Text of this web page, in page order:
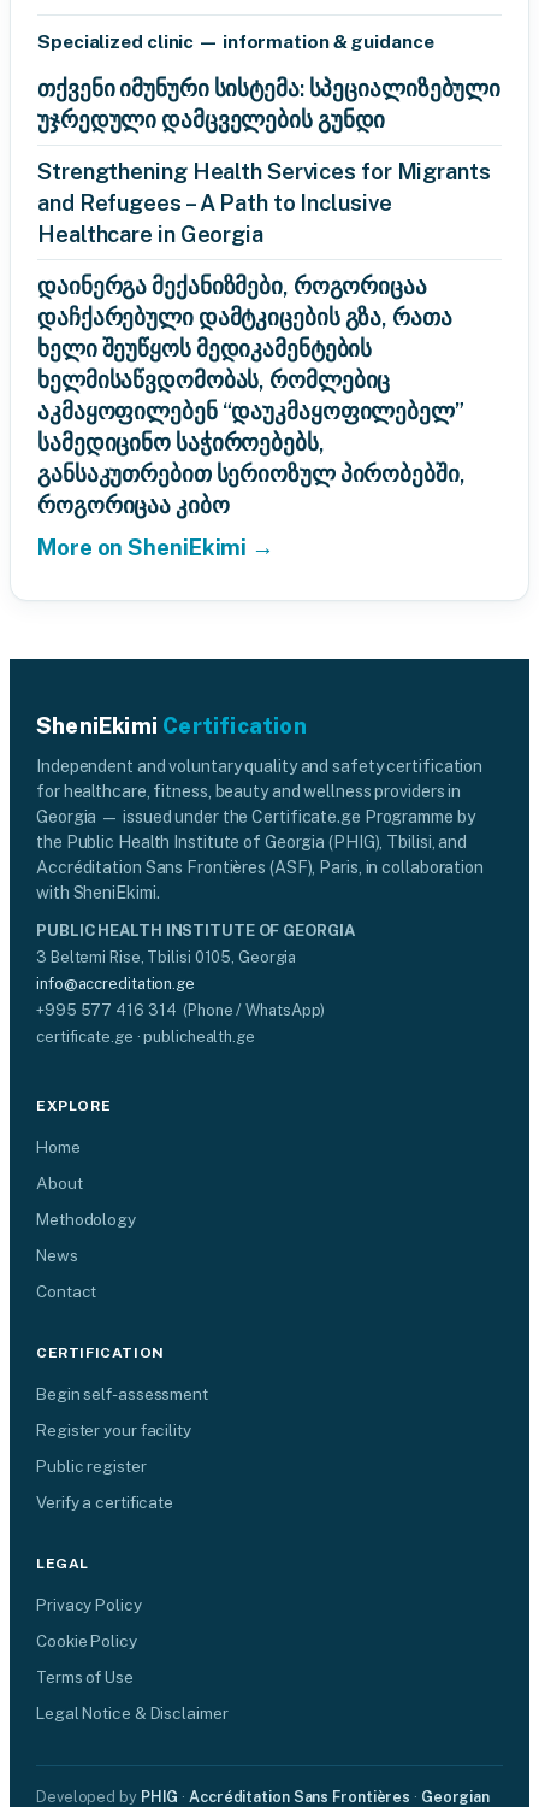
Specialized clinic — information & guidance
თქვენი იმუნური სისტემა: სპეციალიზებული
უჯრედული დამცველების გუნდი
Strengthening Health Services for Migrants
and Refugees – A Path to Inclusive
Healthcare in Georgia
დაინერგა მექანიზმები, როგორიცაა
დაჩქარებული დამტკიცების გზა, რათა
ხელი შეუწყოს მედიკამენტების
ხელმისაწვდომობას, რომლებიც
აკმაყოფილებენ “დაუკმაყოფილებელ”
სამედიცინო საჭიროებებს,
განსაკუთრებით სერიოზულ პირობებში,
როგორიცაა კიბო
More on SheniEkimi →
SheniEkimi Certification
Independent and voluntary quality and safety certification
for healthcare, fitness, beauty and wellness providers in
Georgia — issued under the Certificate.ge Programme by
the Public Health Institute of Georgia (PHIG), Tbilisi, and
Accréditation Sans Frontières (ASF), Paris, in collaboration
with SheniEkimi.
PUBLIC HEALTH INSTITUTE OF GEORGIA
3 Beltemi Rise, Tbilisi 0105, Georgia
info@accreditation.ge
+995 577 416 314 (Phone / WhatsApp)
certificate.ge · publichealth.ge
EXPLORE
Home
About
Methodology
News
Contact
CERTIFICATION
Begin self-assessment
Register your facility
Public register
Verify a certificate
LEGAL
Privacy Policy
Cookie Policy
Terms of Use
Legal Notice & Disclaimer
Developed by PHIG ·Accréditation Sans Frontières · Georgian